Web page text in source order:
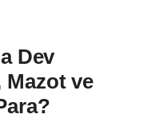
Dev
Mazot ve